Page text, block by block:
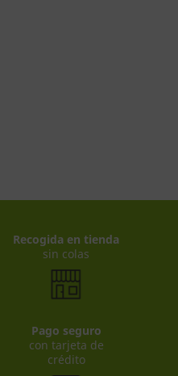
Recogida en tienda
sin colas
Pago seguro
con tarjeta de
crédito